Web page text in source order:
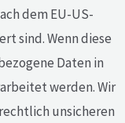
dem EU-US-
sind. Wenn diese
Daten in
werden. Wir
unsicheren